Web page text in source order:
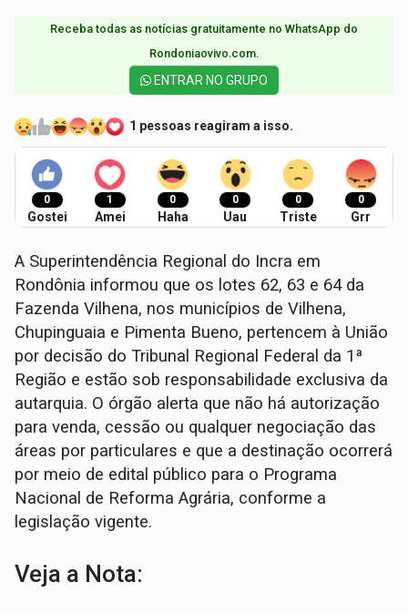
Receba todas as notícias gratuitamente no WhatsApp do
Rondoniaovivo.com.​
ENTRAR NO GRUPO
1 pessoas reagiram a isso.
0
Gostei
1
Amei
0
Haha
0
Uau
0
Triste
0
Grr
A Superintendência Regional do Incra em
Rondônia informou que os lotes 62, 63 e 64 da
Fazenda Vilhena, nos municípios de Vilhena,
Chupinguaia e Pimenta Bueno, pertencem à União
por decisão do Tribunal Regional Federal da 1ª
Região e estão sob responsabilidade exclusiva da
autarquia. O órgão alerta que não há autorização
para venda, cessão ou qualquer negociação das
áreas por particulares e que a destinação ocorrerá
por meio de edital público para o Programa
Nacional de Reforma Agrária, conforme a
legislação vigente.
Veja a Nota: